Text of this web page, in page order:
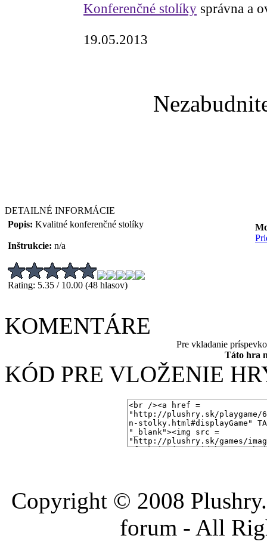
Konferenčné stolíky správna a
19.05.2013
DETAILNÉ INFORMÁCIE
Popis: Kvalitné konferenčné stolíky
Inštrukcie: n/a
Rating: 5.35 / 10.00 (48 hlasov)
KOMENTÁRE
Pre vkladanie
Táto hra
KÓD PRE VLOŽENIE
Copyright © 2008
forum - All